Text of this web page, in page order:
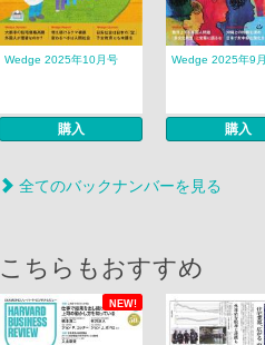
Wedge 2025年10月号
購入
Wedge 2025年9
購入
全てのバックナンバーを見る
こちらもおすすめ
NEW!